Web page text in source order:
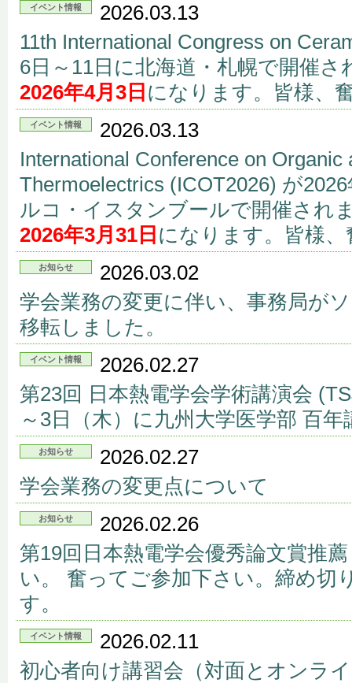
イベント情報
2026.03.13
11th International Congress on
6日～11日に北海道・札幌で開催
2026年4月3日 になります。皆様、
イベント情報
2026.03.13
International Conference on Organic
Thermoelectrics (ICOT2026) が
ルコ・イスタンブールで開催され
2026年3月31日 になります。皆様
お知らせ
2026.03.02
学会業務の変更に伴い、事務局が
移転しました。
イベント情報
2026.02.27
第23回 日本熱電学会学術講演会
～3日（木）に九州大学医学部 百
お知らせ
2026.02.27
学会業務の変更点について
お知らせ
2026.02.26
第19回日本熱電学会優秀論文賞推
い。 奮ってご参加下さい。締め切
す。
イベント情報
2026.02.11
初心者向け講習会（対面とオンラ